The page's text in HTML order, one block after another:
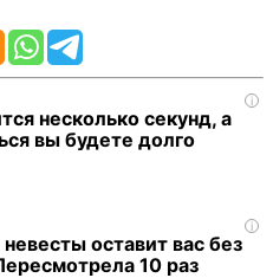
i
несколько секунд, а
вы будете долго
i
оставит вас без
10 раз